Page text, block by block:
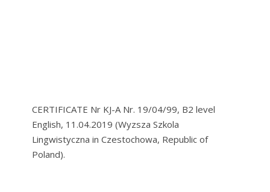
CERTIFICATE Nr KJ-A Nr. 19/04/99, B2 level
English, 11.04.2019 (Wyzsza Szkola
Lingwistyczna in Czestochowa, Republic of
Poland).